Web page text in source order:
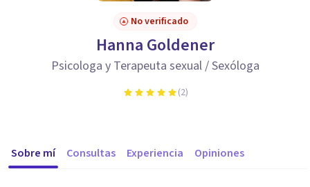
No verificado
Hanna Goldener
Psicologa y Terapeuta sexual / Sexóloga
(2)
Sobre mí Consultas Experiencia Opiniones